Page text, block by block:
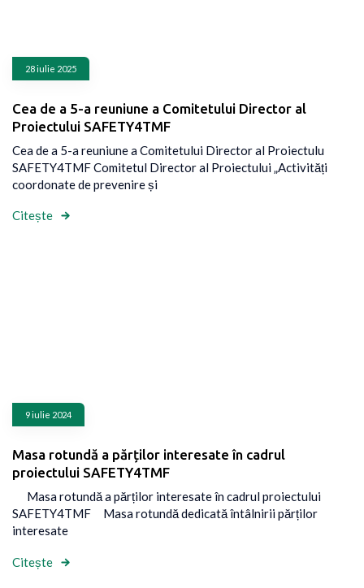
28 iulie 2025
Cea de a 5-a reuniune a Comitetului Director al
Proiectului SAFETY4TMF
Cea de a 5-a reuniune a Comitetului Director al Proiectulu
SAFETY4TMF Comitetul Director al Proiectului „Activități
coordonate de prevenire și
Citește
9 iulie 2024
Masa rotundă a părților interesate în cadrul
proiectului SAFETY4TMF
Masa rotundă a părților interesate în cadrul proiectului
SAFETY4TMF Masa rotundă dedicată întâlnirii părților
interesate
Citește